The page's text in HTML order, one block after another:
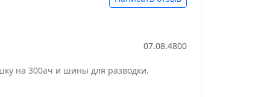
07.08.4800
на 300ач и шины для разводки.